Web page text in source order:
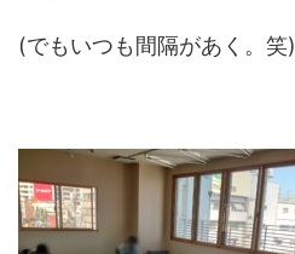
(でもいつも間隔があく。笑)